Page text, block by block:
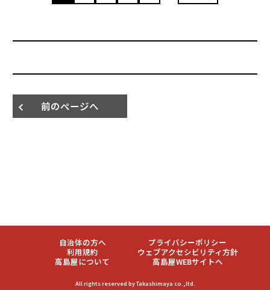
前のページへ
自治体の方へ
プライバシーポリシー
利用規約
ウェブアクセシビリティ方針
高島屋について
高島屋WEBサイトへ
All rights reserved by Takashimaya co.,ltd.